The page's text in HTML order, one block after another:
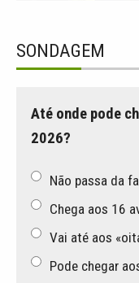
SONDAGEM
Até onde pode
2026?
Não passa da
Chega aos 16
Vai até aos
Pode chegar